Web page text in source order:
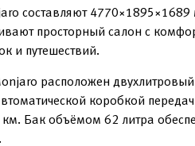
составляют
просторный салон с
и путешествий.
расположен
коробкой
км. Бак объёмом 62 литра